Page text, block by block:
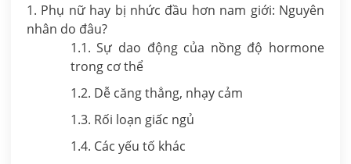
1. Phụ nữ hay bị nhức đầu hơn nam giới: Nguyên
nhân do đâu?
1.1. Sự dao động của nồng độ hormone
trong cơ thể
1.2. Dễ căng thẳng, nhạy cảm
1.3. Rối loạn giấc ngủ
1.4. Các yếu tố khác